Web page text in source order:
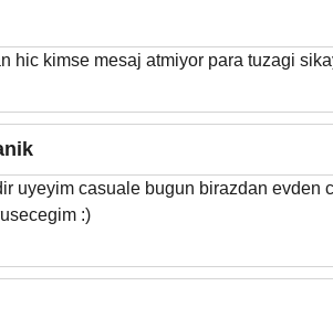
hic kimse mesaj atmiyor para tuzagi
uyeyim casuale bugun birazdan evden
:)